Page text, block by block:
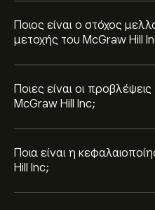
Ποιος είναι ο στόχος
μετοχής του McGraw Hill
Ποιες είναι οι
McGraw Hill Inc;
Ποια είναι η
Hill Inc;